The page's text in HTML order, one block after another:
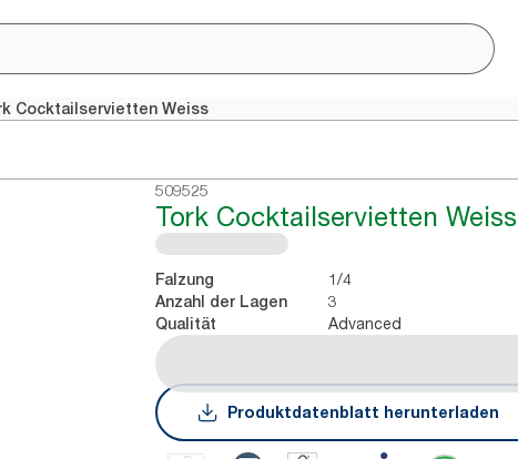
Cocktailservietten Weiss
509525
Tork Cocktailservietten Weiss
Falzung 1/4
Anzahl der Lagen 3
Qualität Advanced
Produktdatenblatt herunterladen